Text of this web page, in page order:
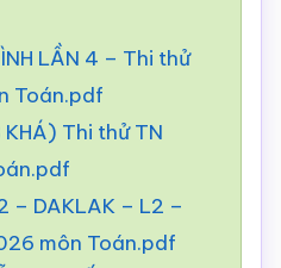
LẦN 4 – Thi thử
Toán.pdf
Thi thử TN
– DAKLAK – L2 –
môn Toán.pdf